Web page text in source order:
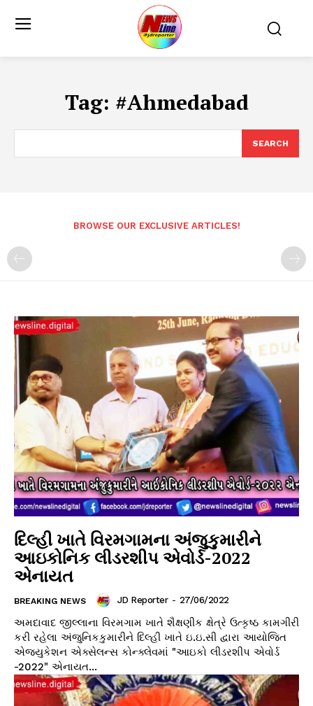
Tag: #Ahmedabad
SEARCH
BROWSE OUR EXCLUSIVE ARTICLES!
દિલ્હી ખાતે વિરમગામના અંજુકુમારીને
આઇકોનિક લીડરશીપ એવોર્ડ-2022
એનાયત
BREAKING NEWS JD Reporter - 27/06/2022
અમદાવાદ જીલ્લાના વિરમગામ ખાતે શૈક્ષણીક ક્ષેત્રે ઉત્કૃષ્ઠ કામગીરી
કરી રહેલા અંજુનિકકુમારીને દિલ્હી ખાતે ઇ.ઇ.સી દ્વારા આયોજિત
એજ્યુકેશન એક્સેલન્સ કોન્ક્લેવમાં "આઇકો લીડરશીપ એવોર્ડ
-2022" એનાયત...